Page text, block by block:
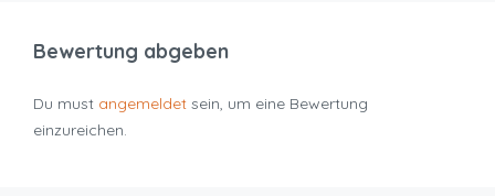
Bewertung abgeben
Du must angemeldet sein, um eine Bewertung
einzureichen.